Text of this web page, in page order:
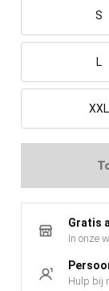
S
L
XXL
Gratis
In onze
Hulp bij